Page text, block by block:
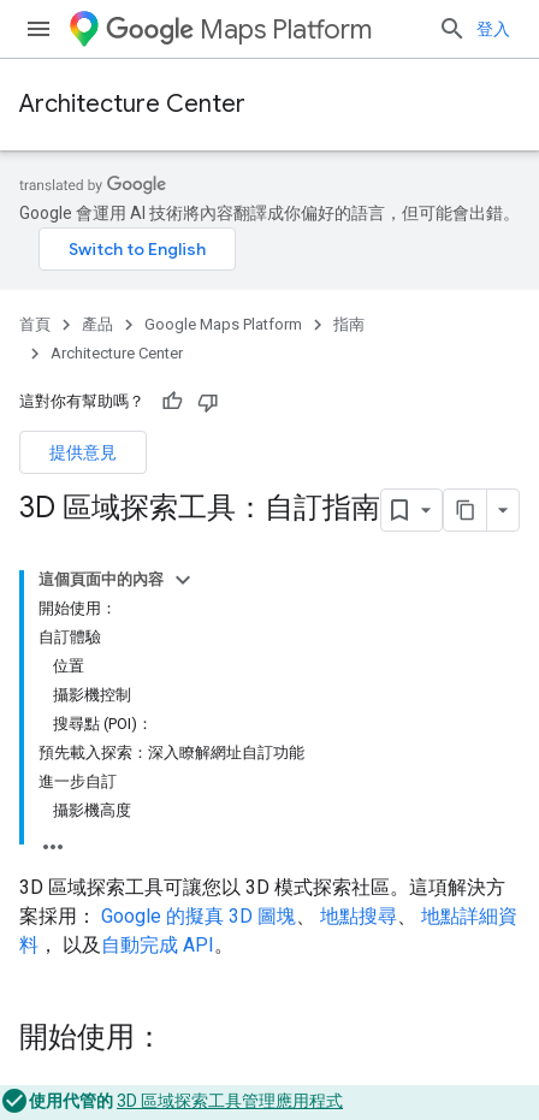
Maps Platform 登入
Architecture Center
Google 會運用 AI 技術將內容翻譯成你偏好的語言，但可能會出錯。
首頁 產品 Google Maps Platform
指南
Architecture Center
這對你有幫助嗎？
提供意見
3D 區域探索工具：自訂指南
這個頁面中的內容
開始使用：
自訂體驗
位置
攝影機控制
搜尋點 (POI)：
預先載入探索：深入瞭解網址自訂功能
進一步自訂
攝影機高度
3D 區域探索工具可讓您以 3D 模式探索社區。這項解決方
案採用： Google 的擬真 3D 圖塊、 地點搜尋、 地點詳細資
料 ， 以及 自動完成 API。
開始使用：
使用代管的3D 區域探索工具管理應用程式